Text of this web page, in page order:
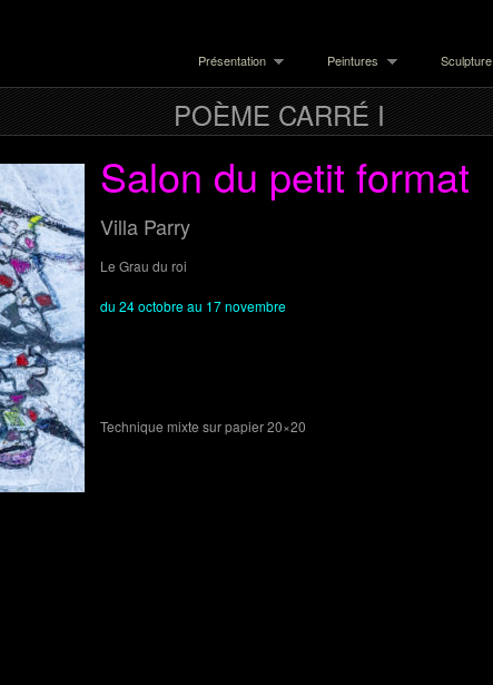
Présentation Peintures Sculpture
POÈME CARRÉ I
Salon du petit format
Villa Parry
Le Grau du roi
du 24 octobre au 17 novembre
Technique mixte sur papier 20×20